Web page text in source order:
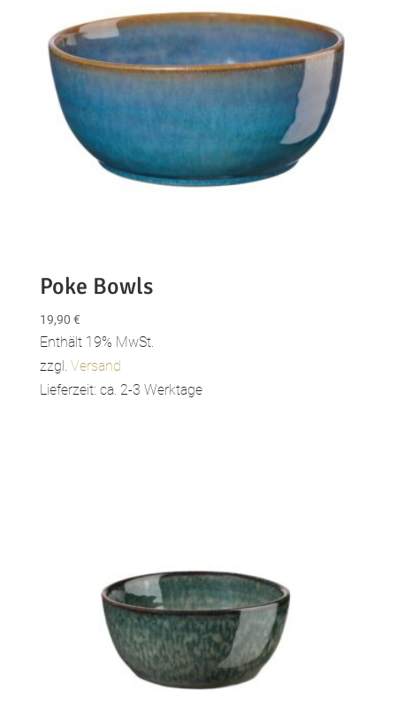
Poke Bowls
19,90 €
Enthält 19% MwSt.
zzgl. Versand
Lieferzeit: ca. 2-3 Werktage